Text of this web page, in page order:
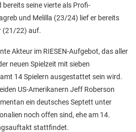
seine vierte als Profi-
und Melilla (23/24) lief er bereits
(21/22) auf.
Akteur im RIESEN-Aufgebot, das aller
neuen Spielzeit mit sieben
14 Spielern ausgestattet sein wird.
US-Amerikanern Jeff Roberson
ein deutsches Septett unter
noch offen sind, ehe am 14.
stattfindet.